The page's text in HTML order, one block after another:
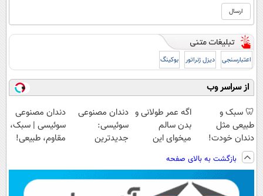
اعتبارسنجی دیزل ژنراتور بوکینگ
از سراسر وب
🦷 سبک و
طبیعی مثل
دندان خودت!
نصب آسان و
پرداخت اقساطی
💳 📍 تهران
اگه عمر طولانی و
بدن سالم
میخوای این
تخفیف بخر
دندان مصنوعی
سوئیسی:
جدیدترین
پرداخت قسطی
دندان مصنوعی
سوئیسی | سبک،
مقاوم، طبیعی!
اقساطی😍
بازگشت به بالای صفحه